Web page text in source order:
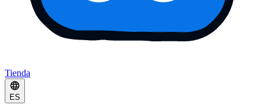
Tienda
ES